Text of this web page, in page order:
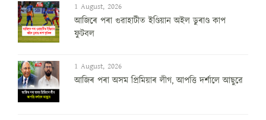
1 August, 2026
আজিৰে পৰা গুৱাহাটীত ইণ্ডিয়ান অইল ডুৰাণ্ড কাপ
ফুটবল
1 August, 2026
আজিৰ পৰা অসম প্ৰিমিয়াৰ লীগ, আপত্তি দৰ্শালে আছুৱে